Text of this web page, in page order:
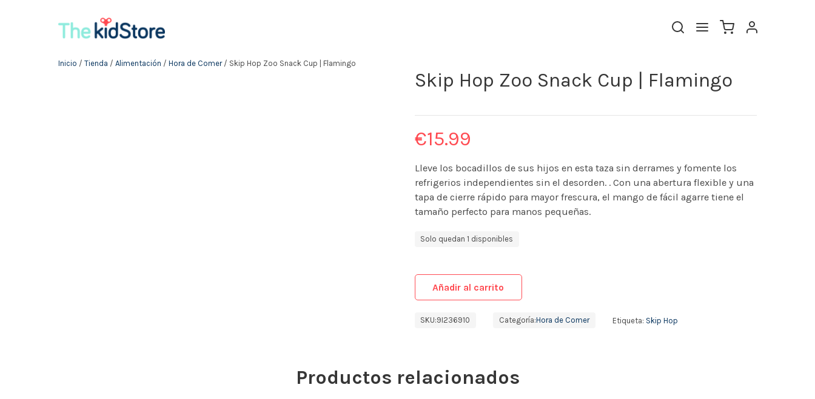
Inicio / Tienda / Alimentación / Hora de Comer/ Skip Hop Zoo Snack Cup | Flamingo
Skip Hop Zoo Snack Cup | Flamingo
€15.99
Lleve los bocadillos de sus hijos en esta taza sin derrames y fomente los
refrigerios independientes sin el desorden. . Con una abertura flexible y una
tapa de cierre rápido para mayor frescura, el mango de fácil agarre tiene el
tamaño perfecto para manos pequeñas.
Solo quedan 1 disponibles
Añadir al carrito
SKU:9I236910 Categoría:Hora de Comer Etiqueta: Skip Hop
Productos relacionados